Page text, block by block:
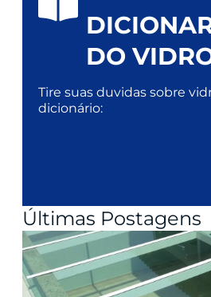
DO
Tire suas duvidas sobre
dicionário:
Últimas Postagens